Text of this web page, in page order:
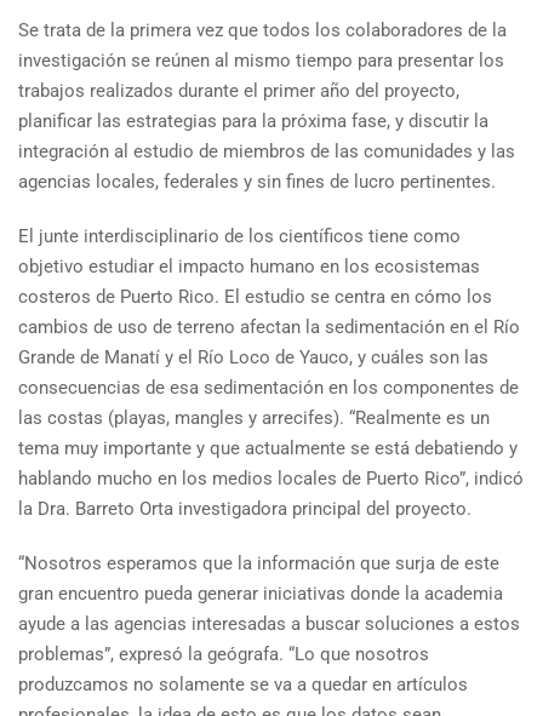
Se trata de la primera vez que todos los colaboradores de la
investigación se reúnen al mismo tiempo para presentar los
trabajos realizados durante el primer año del proyecto,
planificar las estrategias para la próxima fase, y discutir la
integración al estudio de miembros de las comunidades y las
agencias locales, federales y sin fines de lucro pertinentes.
El junte interdisciplinario de los científicos tiene como
objetivo estudiar el impacto humano en los ecosistemas
costeros de Puerto Rico. El estudio se centra en cómo los
cambios de uso de terreno afectan la sedimentación en el Río
Grande de Manatí y el Río Loco de Yauco, y cuáles son las
consecuencias de esa sedimentación en los componentes de
las costas (playas, mangles y arrecifes). “Realmente es un
tema muy importante y que actualmente se está debatiendo y
hablando mucho en los medios locales de Puerto Rico”, indicó
la Dra. Barreto Orta investigadora principal del proyecto.
“Nosotros esperamos que la información que surja de este
gran encuentro pueda generar iniciativas donde la academia
ayude a las agencias interesadas a buscar soluciones a estos
problemas”, expresó la geógrafa. “Lo que nosotros
produzcamos no solamente se va a quedar en artículos